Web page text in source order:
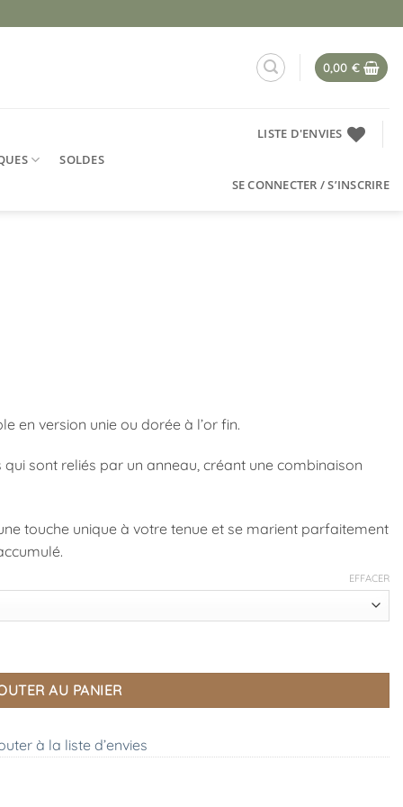
0,00 €
SOLDES
LISTE D'ENVIES
SE CONNECTER / S’INSCRIRE
en version unie ou dorée à l’or fin.
sont reliés par un anneau, créant une combinaison
touche unique à votre tenue et se marient parfaitement
EFFACER
AU PANIER
à la liste d’envies